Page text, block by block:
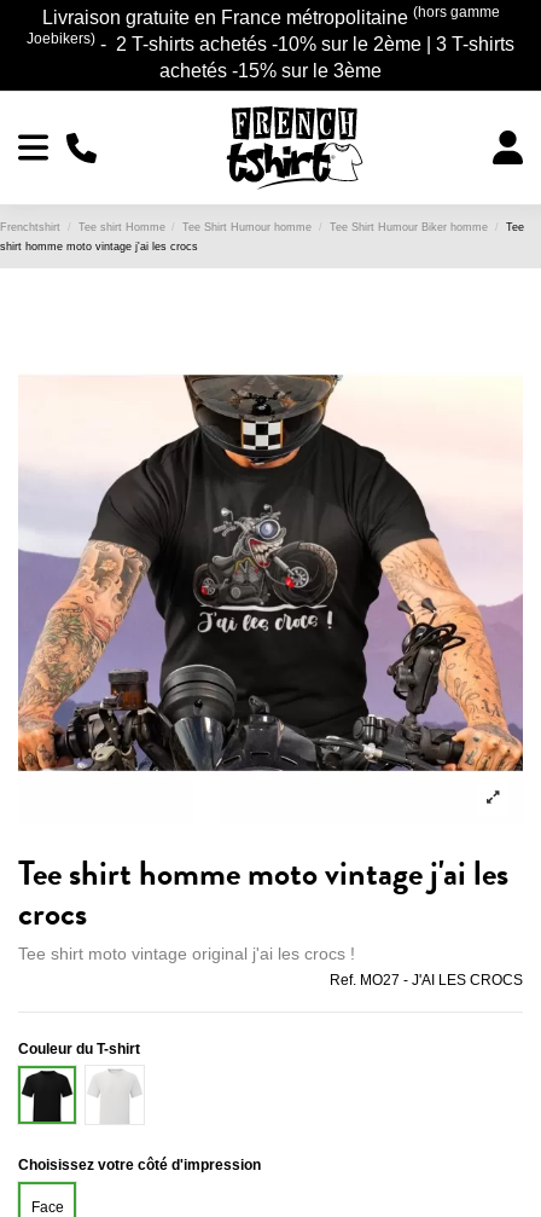
Livraison gratuite en France métropolitaine (hors gamme
Joebikers) - 2 T-shirts achetés -10% sur le 2ème | 3 T-shirts
achetés -15% sur le 3ème
Frenchtshirt Tee shirt Homme Tee Shirt Humour homme Tee Shirt Humour Biker homme
Tee
shirt homme moto vintage j'ai les crocs
Tee shirt homme moto vintage j'ai les
crocs
Tee shirt moto vintage original j'ai les crocs !
Ref. MO27 - J'AI LES CROCS
Couleur du T-shirt
Noir
Blanc
Choisissez votre côté d'impression
Face